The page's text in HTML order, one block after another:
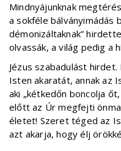
Mindnyájunknak
a sokféle bálványimádás
démonizáltaknak”
olvassák, a világ pedig a
Jézus szabadulást hirdet.
Isten akaratát, annak az
aki „kétkedőn boncolja
előtt az Úr megfejti
életet! Szeret téged az
azt akarja, hogy élj